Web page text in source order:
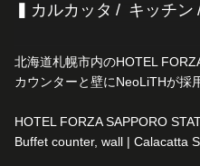
▍カルカッタ キッチン
北海道札幌市内のHOTEL
カウンターと壁にNeoLiTHが採
HOTEL FORZA SAPPORO
Buffet counter, wall | Calacatta